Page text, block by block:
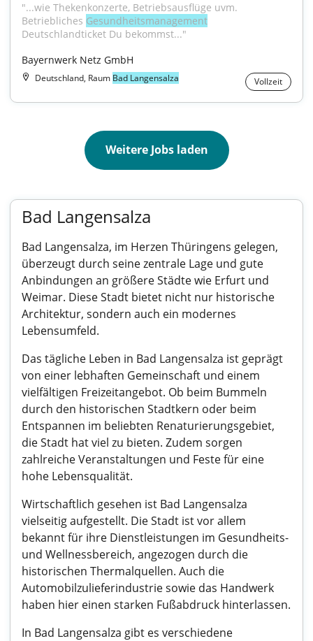
"...wie Thekenkonzerte, Betriebsausflüge uvm.
Betriebliches Gesundheitsmanagement
Deutschlandticket Du bekommst..."
Bayernwerk Netz GmbH
Deutschland, Raum Bad Langensalza Vollzeit
Weitere Jobs laden
Bad Langensalza
Bad Langensalza, im Herzen Thüringens gelegen,
überzeugt durch seine zentrale Lage und gute
Anbindungen an größere Städte wie Erfurt und
Weimar. Diese Stadt bietet nicht nur historische
Architektur, sondern auch ein modernes
Lebensumfeld.
Das tägliche Leben in Bad Langensalza ist geprägt
von einer lebhaften Gemeinschaft und einem
vielfältigen Freizeitangebot. Ob beim Bummeln
durch den historischen Stadtkern oder beim
Entspannen im beliebten Renaturierungsgebiet,
die Stadt hat viel zu bieten. Zudem sorgen
zahlreiche Veranstaltungen und Feste für eine
hohe Lebensqualität.
Wirtschaftlich gesehen ist Bad Langensalza
vielseitig aufgestellt. Die Stadt ist vor allem
bekannt für ihre Dienstleistungen im Gesundheits-
und Wellnessbereich, angezogen durch die
historischen Thermalquellen. Auch die
Automobilzulieferindustrie sowie das Handwerk
haben hier einen starken Fußabdruck hinterlassen.
In Bad Langensalza gibt es verschiedene